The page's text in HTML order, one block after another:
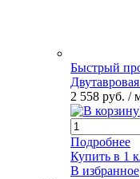
Быстрый
2 558 руб. /
Подробнее
Купить в 1
В избранное